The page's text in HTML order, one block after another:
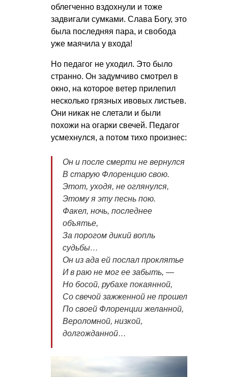
облегченно вздохнули и тоже
задвигали сумками. Слава Богу, это
была последняя пара, и свобода
уже маячила у входа!
Но педагог не уходил. Это было
странно. Он задумчиво смотрел в
окно, на которое ветер прилепил
несколько грязных ивовых листьев.
Они никак не слетали и были
похожи на огарки свечей. Педагог
усмехнулся, а потом тихо произнес:
Он и после смерти не вернулся
В старую Флоренцию свою.
Этот, уходя, не оглянулся,
Этому я эту песнь пою.
Факел, ночь, последнее
объятье,
За порогом дикий вопль
судьбы…
Он из ада ей послал проклятье
И в раю не мог ее забыть, —
Но босой, рубахе покаянной,
Со свечой зажженной не прошел
По своей Флоренции желанной,
Вероломной, низкой,
долгожданной…